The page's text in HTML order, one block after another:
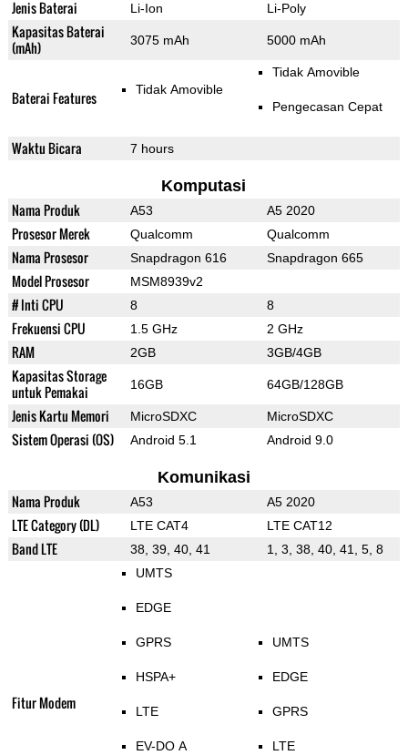
Jenis Baterai Li-Ion Li-Poly
Kapasitas Baterai
(mAh)
3075 mAh 5000 mAh
Baterai Features Tidak Amovible
Tidak Amovible
Pengecasan Cepat
Waktu Bicara 7 hours
Komputasi
Nama Produk A53 A5 2020
Prosesor Merek Qualcomm Qualcomm
Nama Prosesor Snapdragon 616 Snapdragon 665
Model Prosesor MSM8939v2
# Inti CPU 8 8
Frekuensi CPU 1.5 GHz 2 GHz
RAM 2GB 3GB/4GB
Kapasitas Storage
untuk Pemakai
16GB 64GB/128GB
Jenis Kartu Memori MicroSDXC MicroSDXC
Sistem Operasi (OS) Android 5.1 Android 9.0
Komunikasi
Nama Produk A53 A5 2020
LTE Category (DL) LTE CAT4 LTE CAT12
Band LTE 38, 39, 40, 41 1, 3, 38, 40, 41, 5, 8
Fitur Modem
UMTS
EDGE
GPRS
HSPA+
LTE
EV-DO A
UMTS
EDGE
GPRS
LTE